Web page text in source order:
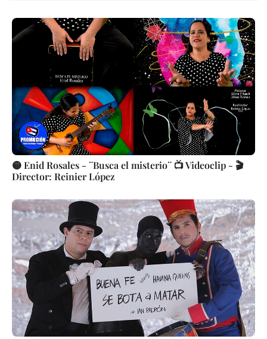
🟡 Enid Rosales - ¨Busca el misterio¨ 📺 Videoclip - 🎬
Director: Reinier López